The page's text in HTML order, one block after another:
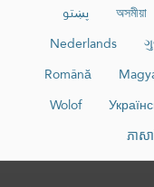
پښتو
অসমীয়া
Nederlands
Română
Wolof
ភាសា